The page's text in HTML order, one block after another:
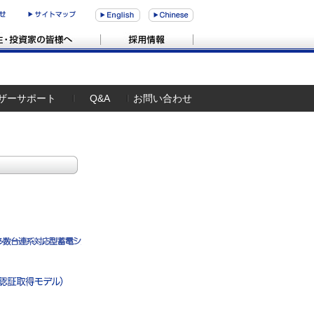
ーサポート Q&A お問い合わせ